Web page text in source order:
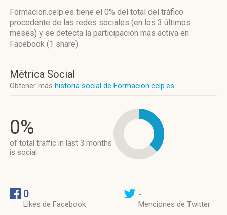
Formacion.celp.es tiene el 0% del total del tráfico
procedente de las redes sociales (en los 3 últimos
meses) y se detecta la participación más activa en
Facebook (1 share)
Métrica Social
Obtener más historia social de Formacion.celp.es
0%
of total traffic in last 3 months
is social
0
Likes de Facebook
-
Menciones de Twitter